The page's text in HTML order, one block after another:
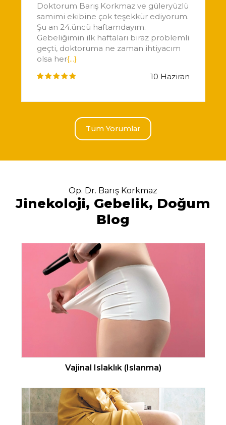
Doktorum Barış Korkmaz ve güleryüzlü
samimi ekibine çok teşekkür ediyorum.
Şu an 24.üncü haftamdayım.
Gebeliğimin ilk haftaları biraz problemli
geçti, doktoruma ne zaman ihtiyacım
olsa her{...}
10 Haziran
Tüm Yorumlar
Op. Dr. Barış Korkmaz
Jinekoloji, Gebelik, Doğum
Blog
Vajinal Islaklık (Islanma)